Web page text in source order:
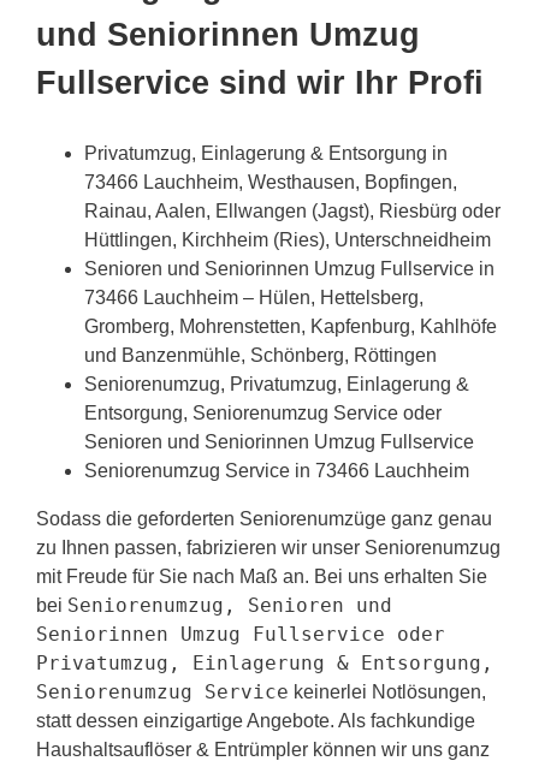
und Seniorinnen Umzug
Fullservice sind wir Ihr Profi
Privatumzug, Einlagerung & Entsorgung in
73466 Lauchheim, Westhausen, Bopfingen,
Rainau, Aalen, Ellwangen (Jagst), Riesbürg oder
Hüttlingen, Kirchheim (Ries), Unterschneidheim
Senioren und Seniorinnen Umzug Fullservice in
73466 Lauchheim – Hülen, Hettelsberg,
Gromberg, Mohrenstetten, Kapfenburg, Kahlhöfe
und Banzenmühle, Schönberg, Röttingen
Seniorenumzug, Privatumzug, Einlagerung &
Entsorgung, Seniorenumzug Service oder
Senioren und Seniorinnen Umzug Fullservice
Seniorenumzug Service in 73466 Lauchheim
Sodass die geforderten Seniorenumzüge ganz genau
zu Ihnen passen, fabrizieren wir unser Seniorenumzug
mit Freude für Sie nach Maß an. Bei uns erhalten Sie
bei Seniorenumzug, Senioren und
Seniorinnen Umzug Fullservice oder
Privatumzug, Einlagerung & Entsorgung,
Seniorenumzug Service keinerlei Notlösungen,
statt dessen einzigartige Angebote. Als fachkundige
Haushaltsauflöser & Entrümpler können wir uns ganz